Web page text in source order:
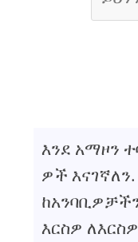
እንደ አማዞን
ዎች እናገኛለን.
እርስዎ